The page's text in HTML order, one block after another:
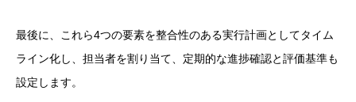
最後に、これら4つの要素を整合性のある実行計画としてタイム
ライン化し、担当者を割り当て、定期的な進捗確認と評価基準も
設定します。